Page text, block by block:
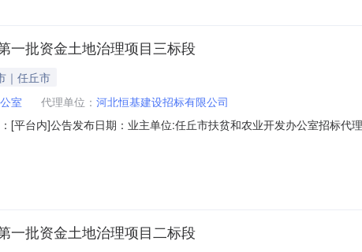
一批资金土地治理项目三标段
｜任丘市
室 代理单位： 河北恒基建设招标有限公司
[平台内]公告发布日期：业主单位:任丘市扶贫和农业开发办公室招标
任丘市-->招标内容：-->任丘市2018年农业综合开发第一批资金土地治
一批资金土地治理项目二标段